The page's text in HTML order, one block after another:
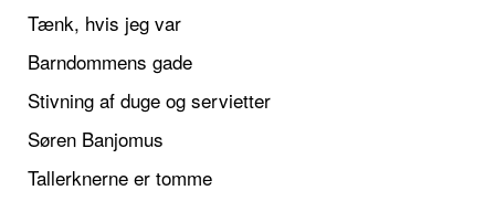
Tænk, hvis jeg var
Barndommens gade
Stivning af duge og servietter
Søren Banjomus
Tallerknerne er tomme